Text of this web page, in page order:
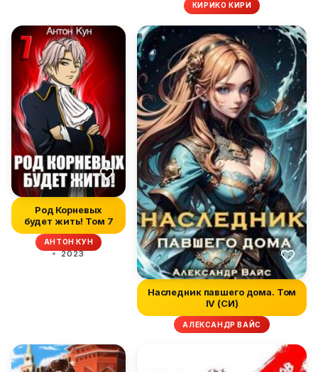
КИРИКО КИРИ
Род Корневых
будет жить! Том 7
АНТОН КУН
2023
Наследник павшего дома. Том
IV (СИ)
АЛЕКСАНДР ВАЙС